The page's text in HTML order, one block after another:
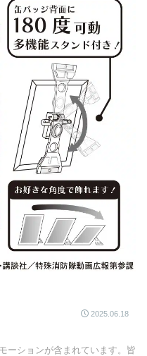
2025.06.18
ーションが含まれています。皆